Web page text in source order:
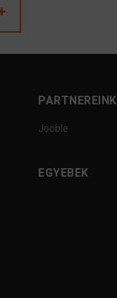
PARTNEREINK
Jooble
EGYEBEK